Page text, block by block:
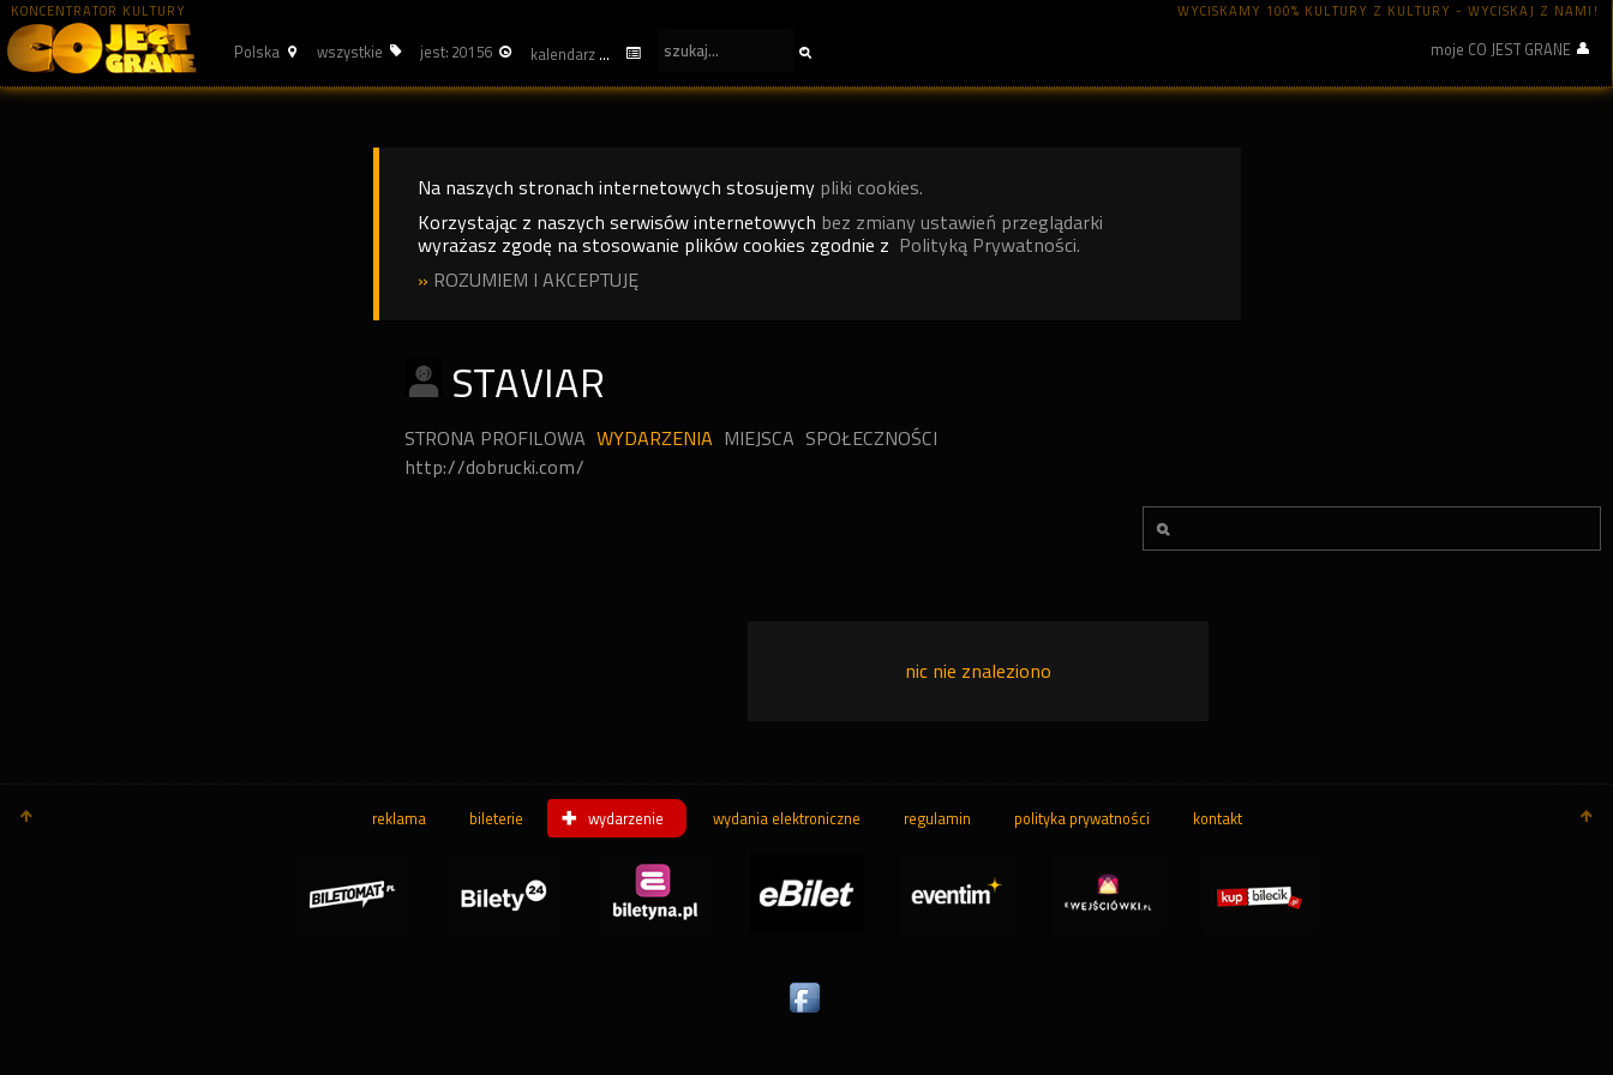
KONCENTRATOR KULTURY WYCISKAMY 100% KULTURY Z KULTURY - WYCISKAJ Z NAMI!
Polska wszystkie jest: 20156 kalendarz moje CO JEST GRANE
Na naszych stronach internetowych stosujemy pliki cookies.
Korzystając z naszych serwisów internetowych bez zmiany ustawień przeglądarki
wyrażasz zgodę na stosowanie plików cookies zgodnie z Polityką Prywatności.
» ROZUMIEM I AKCEPTUJĘ
STAVIAR
STRONA PROFILOWA WYDARZENIA MIEJSCA SPOŁECZNOŚCI
http://dobrucki.com/
nic nie znaleziono
reklama bileterie wydarzenie wydania elektroniczne regulamin polityka prywatności kontakt